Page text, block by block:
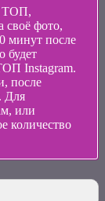
ТОП,
своё фото,
минут после
будет
Instagram.
после
Для
или
количество